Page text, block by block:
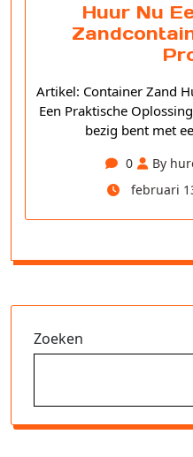
Huur Nu
Artikel: Container Zand
Een Praktische
bezig bent met
0
By
februari
Zoeken